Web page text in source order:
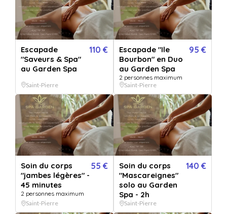
Soin du corps 30mn au choix au Garden Spa+ 14 OFFRES
1 bon(s)
Pour :
De la part de :
Message :
VERSION DIGITALE
GRATUIT
Envoyée par email
immédiatement
VERSION IMPRIMÉE +5.99€*
Expédié en 24h jours ouvrés
+ délais de la poste.
45 - Acheter
Escapade
"Saveurs & Spa"
au Garden Spa
110 €
Saint-Pierre
Escapade "Ile
Bourbon" en Duo
au Garden Spa
2 personnes maximum
95 €
Saint-Pierre
Soin du corps
"jambes légères" -
45 minutes
2 personnes maximum
55 €
Saint-Pierre
Soin du corps
"Mascareignes"
solo au Garden
Spa - 2h
140 €
Saint-Pierre